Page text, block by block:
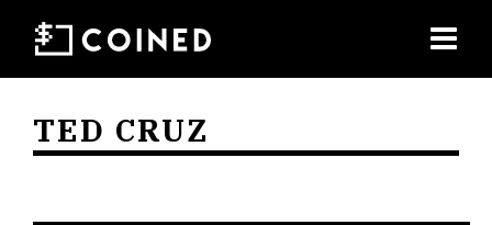
TED CRUZ